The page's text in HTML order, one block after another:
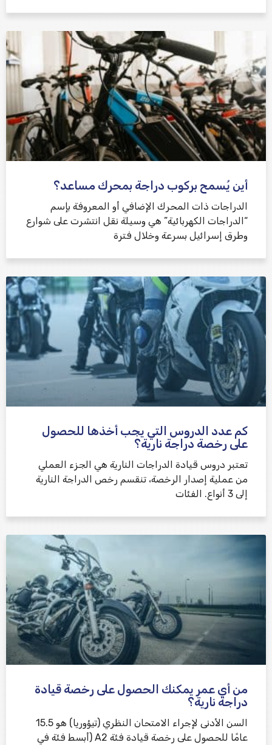
أين يُسمح بركوب دراجة بمحرك مساعد؟
الدراجات ذات المحرك الإضافي أو المعروفة بإسم
“الدراجات الكهربائية” هي وسيلة نقل انتشرت على شوارع
وطرق إسرائيل بسرعة وخلال فترة
كم عدد الدروس التي يجب أخذها للحصول
على رخصة دراجة نارية؟
تعتبر دروس قيادة الدراجات النارية هي الجزء العملي
من عملية إصدار الرخصة، تنقسم رخص الدراجة النارية
إلى 3 أنواع. الفئات
من أي عمر يمكنك الحصول على رخصة قيادة
دراجة نارية؟
السن الأدنى لإجراء الامتحان النظري (تيؤوريا) هو 15.5
عامًا للحصول على رخصة قيادة فئة A2 (أبسط فئة في